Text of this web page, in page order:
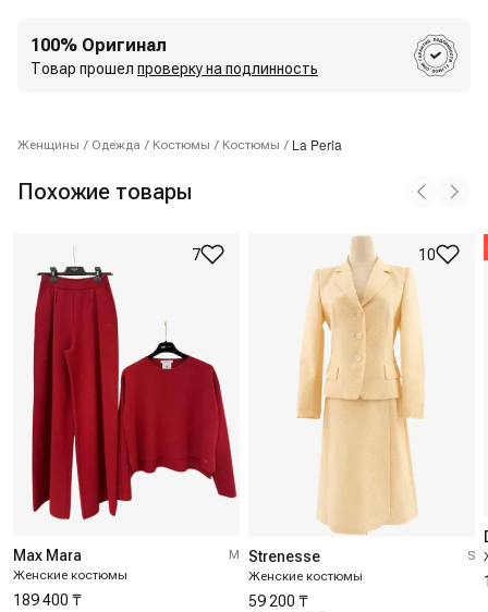
100% Оригинал
Товар прошел проверку на подлинность
Женщины / Одежда / Костюмы / Костюмы / La Perla
Похожие товары
7
Max Mara
Женские костюмы
M
189 400 ₸
10
Strenesse
Женские костюмы
S
59 200 ₸